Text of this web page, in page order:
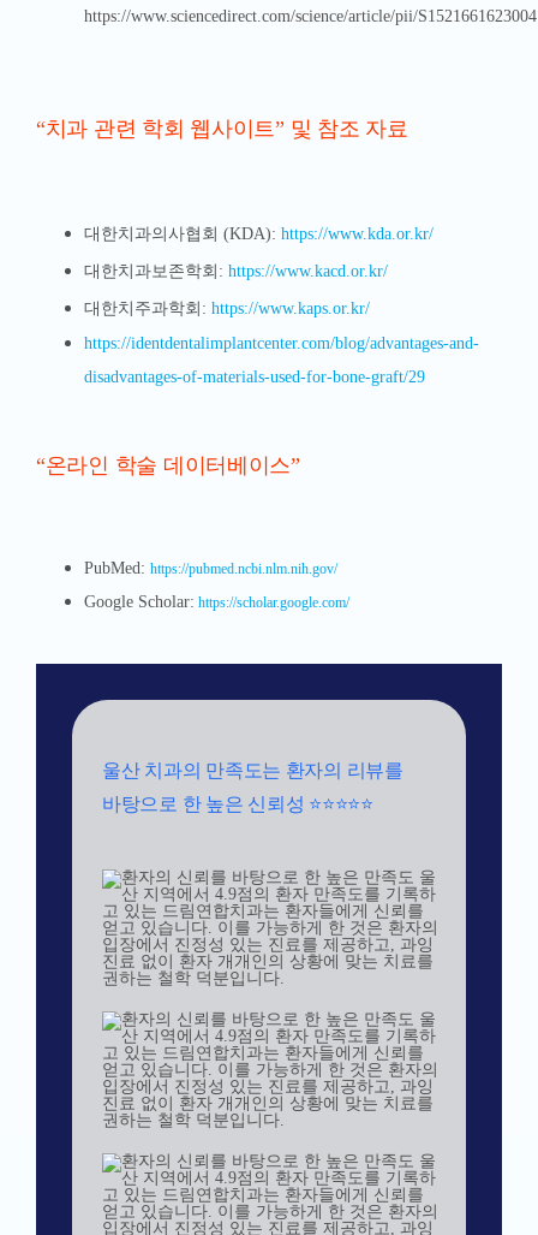
https://www.sciencedirect.com/science/article/pii/
“치과 관련 학회 웹사이트” 및 참조 자료
대한치과의사협회 (KDA): https://www.kda.or.kr/
대한치과보존학회: https://www.kacd.or.kr/
대한치주과학회: https://www.kaps.or.kr/
https://identdentalimplantcenter.com/blog/advantages-and-
disadvantages-of-materials-used-for-bone-graft/29
“온라인 학술 데이터베이스”
PubMed: https://pubmed.ncbi.nlm.nih.gov/
Google Scholar: https://scholar.google.com/
울산 치과의 만족도는 환자의 리뷰를
바탕으로 한 높은 신뢰성 ⭐⭐⭐⭐⭐